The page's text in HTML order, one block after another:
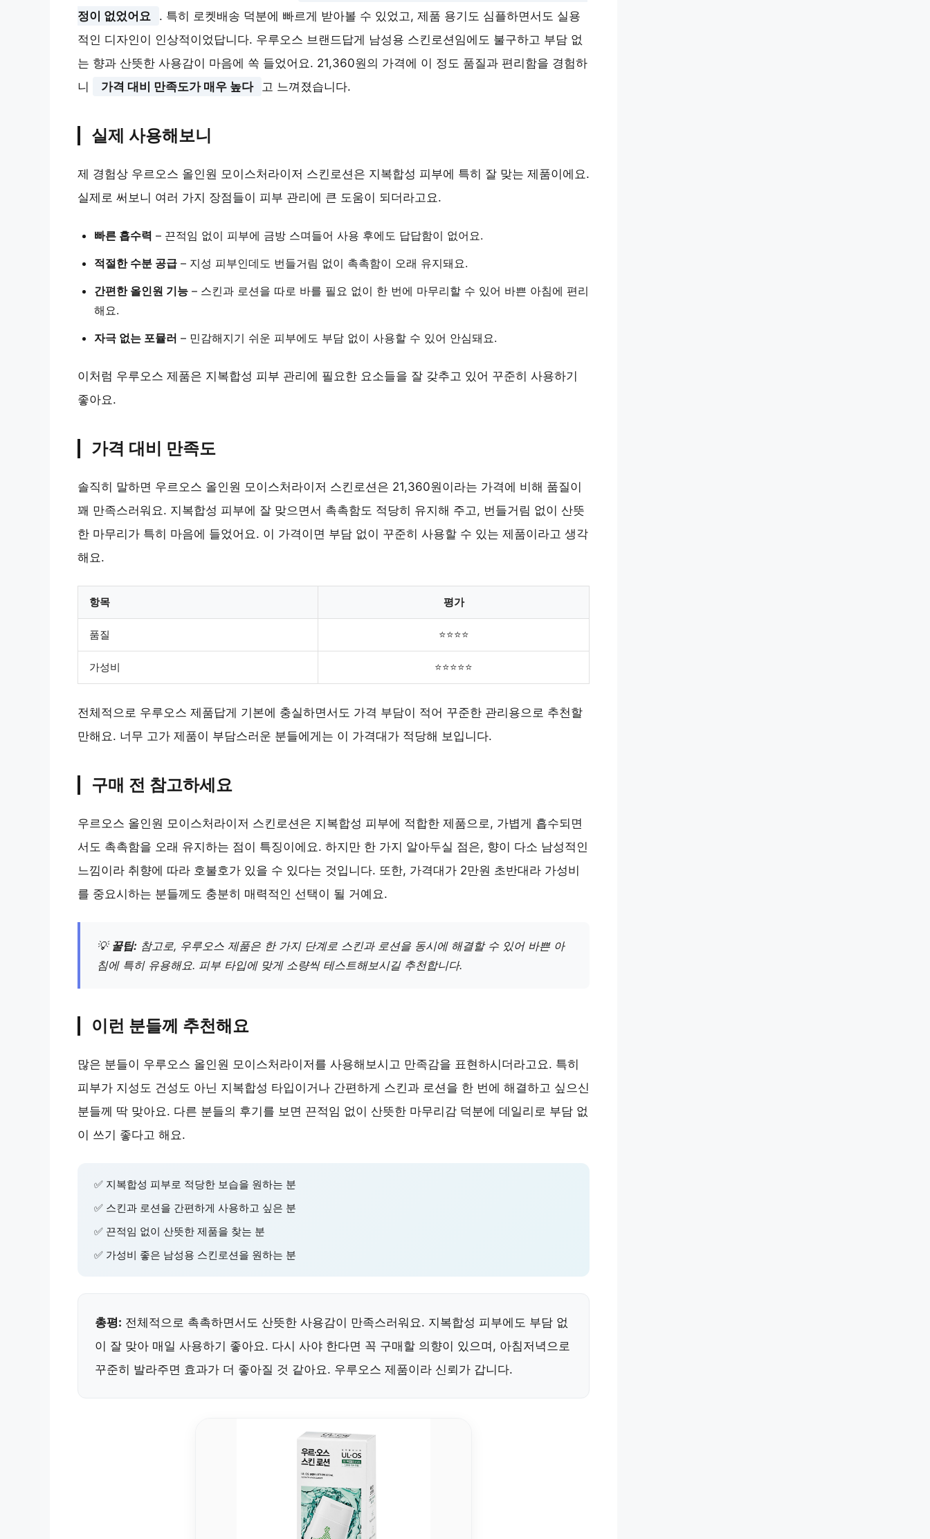
정이 없었어요
. 특히 로켓배송 덕분에 빠르게 받아볼 수 있었고, 제품 용기도 심플하면서도 실용
적인 디자인이 인상적이었답니다. 우루오스 브랜드답게 남성용 스킨로션임에도 불구하고 부담 없
는 향과 산뜻한 사용감이 마음에 쏙 들었어요. 21,360원의 가격에 이 정도 품질과 편리함을 경험하
니
가격 대비 만족도가 매우 높다 고 느껴졌습니다.
실제 사용해보니
제 경험상 우르오스 올인원 모이스처라이저 스킨로션은 지복합성 피부에 특히 잘 맞는 제품이에요.
실제로 써보니 여러 가지 장점들이 피부 관리에 큰 도움이 되더라고요.
빠른 흡수력 – 끈적임 없이 피부에 금방 스며들어 사용 후에도 답답함이 없어요.
적절한 수분 공급 – 지성 피부인데도 번들거림 없이 촉촉함이 오래 유지돼요.
간편한 올인원 기능 – 스킨과 로션을 따로 바를 필요 없이 한 번에 마무리할 수 있어 바쁜 아침에 편리
해요.
자극 없는 포뮬러 – 민감해지기 쉬운 피부에도 부담 없이 사용할 수 있어 안심돼요.
이처럼 우루오스 제품은 지복합성 피부 관리에 필요한 요소들을 잘 갖추고 있어 꾸준히 사용하기
좋아요.
가격 대비 만족도
솔직히 말하면 우르오스 올인원 모이스처라이저 스킨로션은 21,360원이라는 가격에 비해 품질이
꽤 만족스러워요. 지복합성 피부에 잘 맞으면서 촉촉함도 적당히 유지해 주고, 번들거림 없이 산뜻
한 마무리가 특히 마음에 들었어요. 이 가격이면 부담 없이 꾸준히 사용할 수 있는 제품이라고 생각
해요.
항목 평가
품질 ⭐⭐⭐⭐
가성비 ⭐⭐⭐⭐⭐
전체적으로 우루오스 제품답게 기본에 충실하면서도 가격 부담이 적어 꾸준한 관리용으로 추천할
만해요. 너무 고가 제품이 부담스러운 분들에게는 이 가격대가 적당해 보입니다.
구매 전 참고하세요
우르오스 올인원 모이스처라이저 스킨로션은 지복합성 피부에 적합한 제품으로, 가볍게 흡수되면
서도 촉촉함을 오래 유지하는 점이 특징이에요. 하지만 한 가지 알아두실 점은, 향이 다소 남성적인
느낌이라 취향에 따라 호불호가 있을 수 있다는 것입니다. 또한, 가격대가 2만원 초반대라 가성비
를 중요시하는 분들께도 충분히 매력적인 선택이 될 거예요.
💡 꿀팁: 참고로, 우루오스 제품은 한 가지 단계로 스킨과 로션을 동시에 해결할 수 있어 바쁜 아
침에 특히 유용해요. 피부 타입에 맞게 소량씩 테스트해보시길 추천합니다.
이런 분들께 추천해요
많은 분들이 우루오스 올인원 모이스처라이저를 사용해보시고 만족감을 표현하시더라고요. 특히
피부가 지성도 건성도 아닌 지복합성 타입이거나 간편하게 스킨과 로션을 한 번에 해결하고 싶으신
분들께 딱 맞아요. 다른 분들의 후기를 보면 끈적임 없이 산뜻한 마무리감 덕분에 데일리로 부담 없
이 쓰기 좋다고 해요.
✅ 지복합성 피부로 적당한 보습을 원하는 분
✅ 스킨과 로션을 간편하게 사용하고 싶은 분
✅ 끈적임 없이 산뜻한 제품을 찾는 분
✅ 가성비 좋은 남성용 스킨로션을 원하는 분
총평: 전체적으로 촉촉하면서도 산뜻한 사용감이 만족스러워요. 지복합성 피부에도 부담 없
이 잘 맞아 매일 사용하기 좋아요. 다시 사야 한다면 꼭 구매할 의향이 있으며, 아침저녁으로
꾸준히 발라주면 효과가 더 좋아질 것 같아요. 우루오스 제품이라 신뢰가 갑니다.